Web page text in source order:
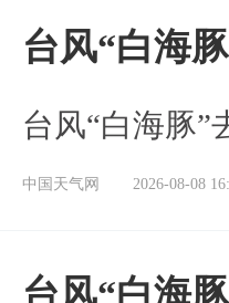
台风“白海
台风“白海豚”
中国天气网 2026-08-08
台风“白海